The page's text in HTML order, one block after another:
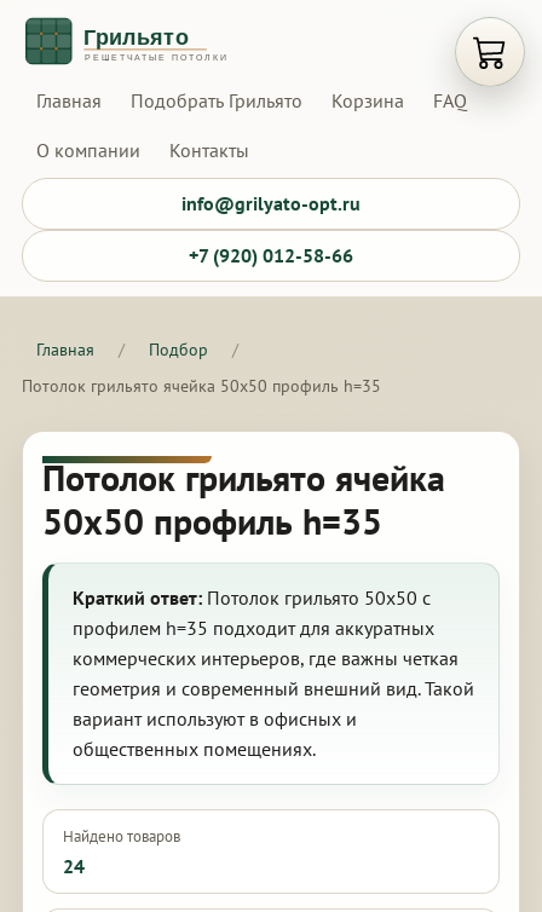
Главная Подобрать Грильято Корзина FAQ
О компании Контакты
info@grilyato-opt.ru
+7 (920) 012-58-66
Главная / Подбор
/
Потолок грильято ячейка 50х50 профиль h=35
Потолок грильято ячейка
50х50 профиль h=35
Краткий ответ:Потолок грильято 50х50 с
профилем h=35 подходит для аккуратных
коммерческих интерьеров, где важны четкая
геометрия и современный внешний вид. Такой
вариант используют в офисных и
общественных помещениях.
Найдено товаров
24